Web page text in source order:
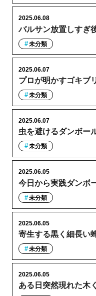
バルサン放置しすぎ
2025.06.08
未分類
プロが明かすゴキブ
2025.06.07
未分類
虫を避けるダンボー
2025.06.07
未分類
今日から実践ダンボ
2025.06.05
未分類
寄生する黒く細長い
2025.06.05
未分類
ある日突然現れた木
2025.06.05